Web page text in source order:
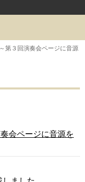
第３回演奏会ページに音源
会ページに音源を